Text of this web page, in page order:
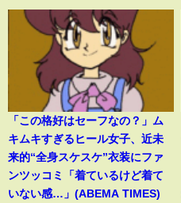
「この格好はセーフなの？」ム
キムキすぎるヒール女子、近未
来的“全身スケスケ”衣装にファ
ンツッコミ「着ているけど着て
いない感…」(ABEMA TIMES)